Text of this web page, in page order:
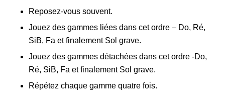
Reposez-vous souvent.
Jouez des gammes liées dans cet ordre – Do, Ré,
SiB, Fa et finalement Sol grave.
Jouez des gammes détachées dans cet ordre -Do,
Ré, SiB, Fa et finalement Sol grave.
Répétez chaque gamme quatre fois.